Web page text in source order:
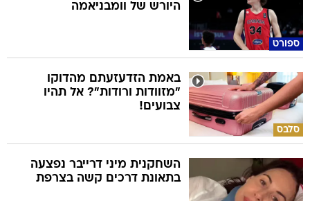
ספורט
היורש של וומבניאמה
סלבס
באמת הזדעזעתם מהדוקו
"מזוודות ורודות"? אל תהיו
צבועים!
השחקנית מיני דרייבר נפצעה
בתאונת דרכים קשה בצרפת